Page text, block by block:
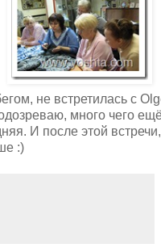
не встретилась с
много чего
И после этой
:)